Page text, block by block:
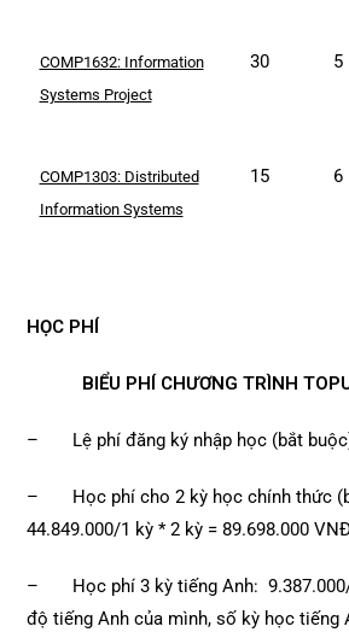
COMP1632: Information
Systems Project
30 5
COMP1303: Distributed
Information Systems
15 6
HỌC PHÍ
BIỂU PHÍ CHƯƠNG TRÌNH
– Lệ phí đăng ký nhập học (bắt
– Học phí cho 2 kỳ học chính thức
44.849.000/1 kỳ * 2 kỳ = 89.698.000
– Học phí 3 kỳ tiếng Anh: 9.387.000/
độ tiếng Anh của mình, số kỳ học tiếng